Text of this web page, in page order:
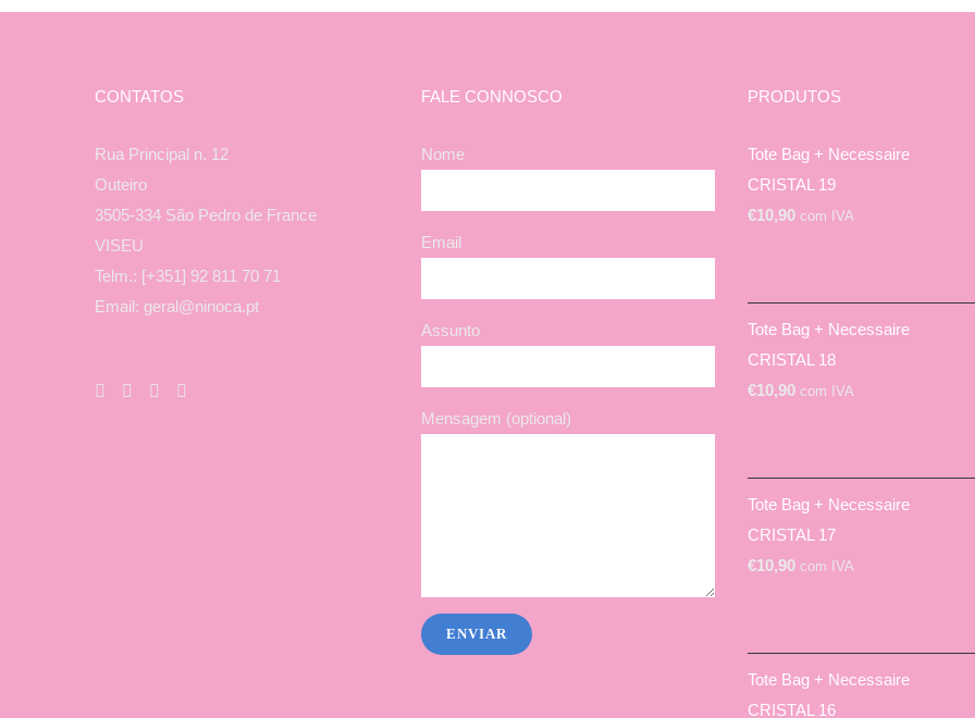
€6,49
€6,49
€6,49
CONTATOS
Rua Principal n. 12
Outeiro
3505-334 São Pedro de France
VISEU
Telm.: [+351] 92 811 70 71
Email: geral@ninoca.pt
FALE CONNOSCO
Nome
Email
Assunto
Mensagem (optional)
PRODUTOS
Tote Bag + Necessaire
CRISTAL 19
€10,90 com IVA
Tote Bag + Necessaire
CRISTAL 18
€10,90 com IVA
Tote Bag + Necessaire
CRISTAL 17
€10,90 com IVA
Tote Bag + Necessaire
CRISTAL 16